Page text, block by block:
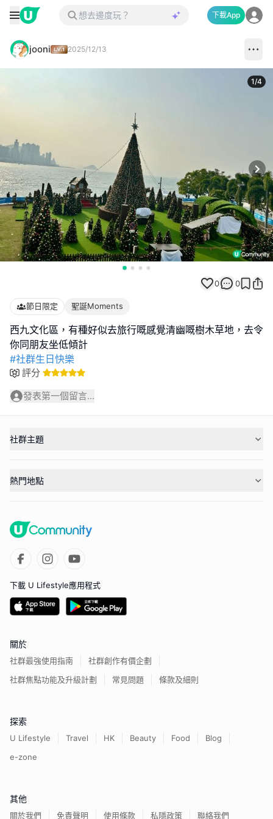
下載App
jooni 2025/12/13
1/4
0 0
節日限定 聖誕Moments
西九文化區，有種好似去旅行嘅感覺清幽嘅樹木草地，去令
#社群生日快樂
評分
發表第一個留言...
社群主題
熱門地點
下載 U Lifestyle應用程式
關於
社群最強使用指南
社群創作有價企劃
社群焦點功能及升級計劃
常見問題 條款及細則
探索
U Lifestyle Travel HK Beauty Food
Blog
e-zone
其他
關於我們 免責聲明 使用條款 私隱政策 聯絡我們